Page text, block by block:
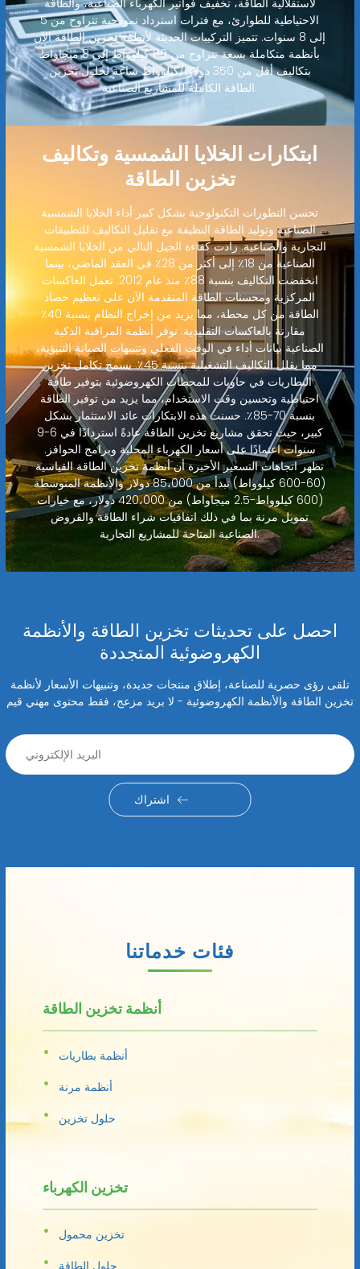
لاستقلالية الطاقة، تخفيف فواتير الكهرباء الصناعية، والطاقة
الاحتياطية للطوارئ، مع فترات استرداد نموذجية تتراوح من 5
إلى 8 سنوات. تتميز التركيبات الحديثة لأنظمة تخزين الطاقة الآن
بأنظمة متكاملة بسعة تتراوح من 80 كيلوواط إلى 8 ميجاواط
بتكاليف أقل من 350 دولارًا/كيلوواط ساعة لحلول تخزين
الطاقة الكاملة للمشاريع الصناعية.
ابتكارات الخلايا الشمسية وتكاليف
تخزين الطاقة
تحسن التطورات التكنولوجية بشكل كبير أداء الخلايا الشمسية
الصناعية وتوليد الطاقة النظيفة مع تقليل التكاليف للتطبيقات
التجارية والصناعية. زادت كفاءة الجيل التالي من الخلايا الشمسية
الصناعية من 18٪ إلى أكثر من 28٪ في العقد الماضي، بينما
انخفضت التكاليف بنسبة 88٪ منذ عام 2012. تعمل العاكسات
المركزية ومحسنات الطاقة المتقدمة الآن على تعظيم حصاد
الطاقة من كل محطة، مما يزيد من إخراج النظام بنسبة 40٪
مقارنة بالعاكسات التقليدية. توفر أنظمة المراقبة الذكية
الصناعية بيانات أداء في الوقت الفعلي وتنبيهات الصيانة التنبؤية،
مما يقلل التكاليف التشغيلية بنسبة 45٪. يسمح تكامل تخزين
البطاريات في حاويات للمحطات الكهروضوئية بتوفير طاقة
احتياطية وتحسين وقت الاستخدام، مما يزيد من توفير الطاقة
بنسبة 70-85٪. حسنت هذه الابتكارات عائد الاستثمار بشكل
كبير، حيث تحقق مشاريع تخزين الطاقة عادةً استردادًا في 6-9
سنوات اعتمادًا على أسعار الكهرباء المحلية وبرامج الحوافز.
تظهر اتجاهات التسعير الأخيرة أن أنظمة تخزين الطاقة القياسية
(60-600 كيلوواط) تبدأ من 85،000 دولار والأنظمة المتوسطة
(600 كيلوواط-2.5 ميجاواط) من 420،000 دولار، مع خيارات
تمويل مرنة بما في ذلك اتفاقيات شراء الطاقة والقروض
الصناعية المتاحة للمشاريع التجارية.
احصل على تحديثات تخزين الطاقة والأنظمة
الكهروضوئية المتجددة
تلقى رؤى حصرية للصناعة، إطلاق منتجات جديدة، وتنبيهات الأسعار لأنظمة
تخزين الطاقة والأنظمة الكهروضوئية - لا بريد مزعج، فقط محتوى مهني قيم
اشتراك
فئات خدماتنا
أنظمة تخزين الطاقة
أنظمة بطاريات
أنظمة مرنة
حلول تخزين
تخزين الكهرباء
تخزين محمول